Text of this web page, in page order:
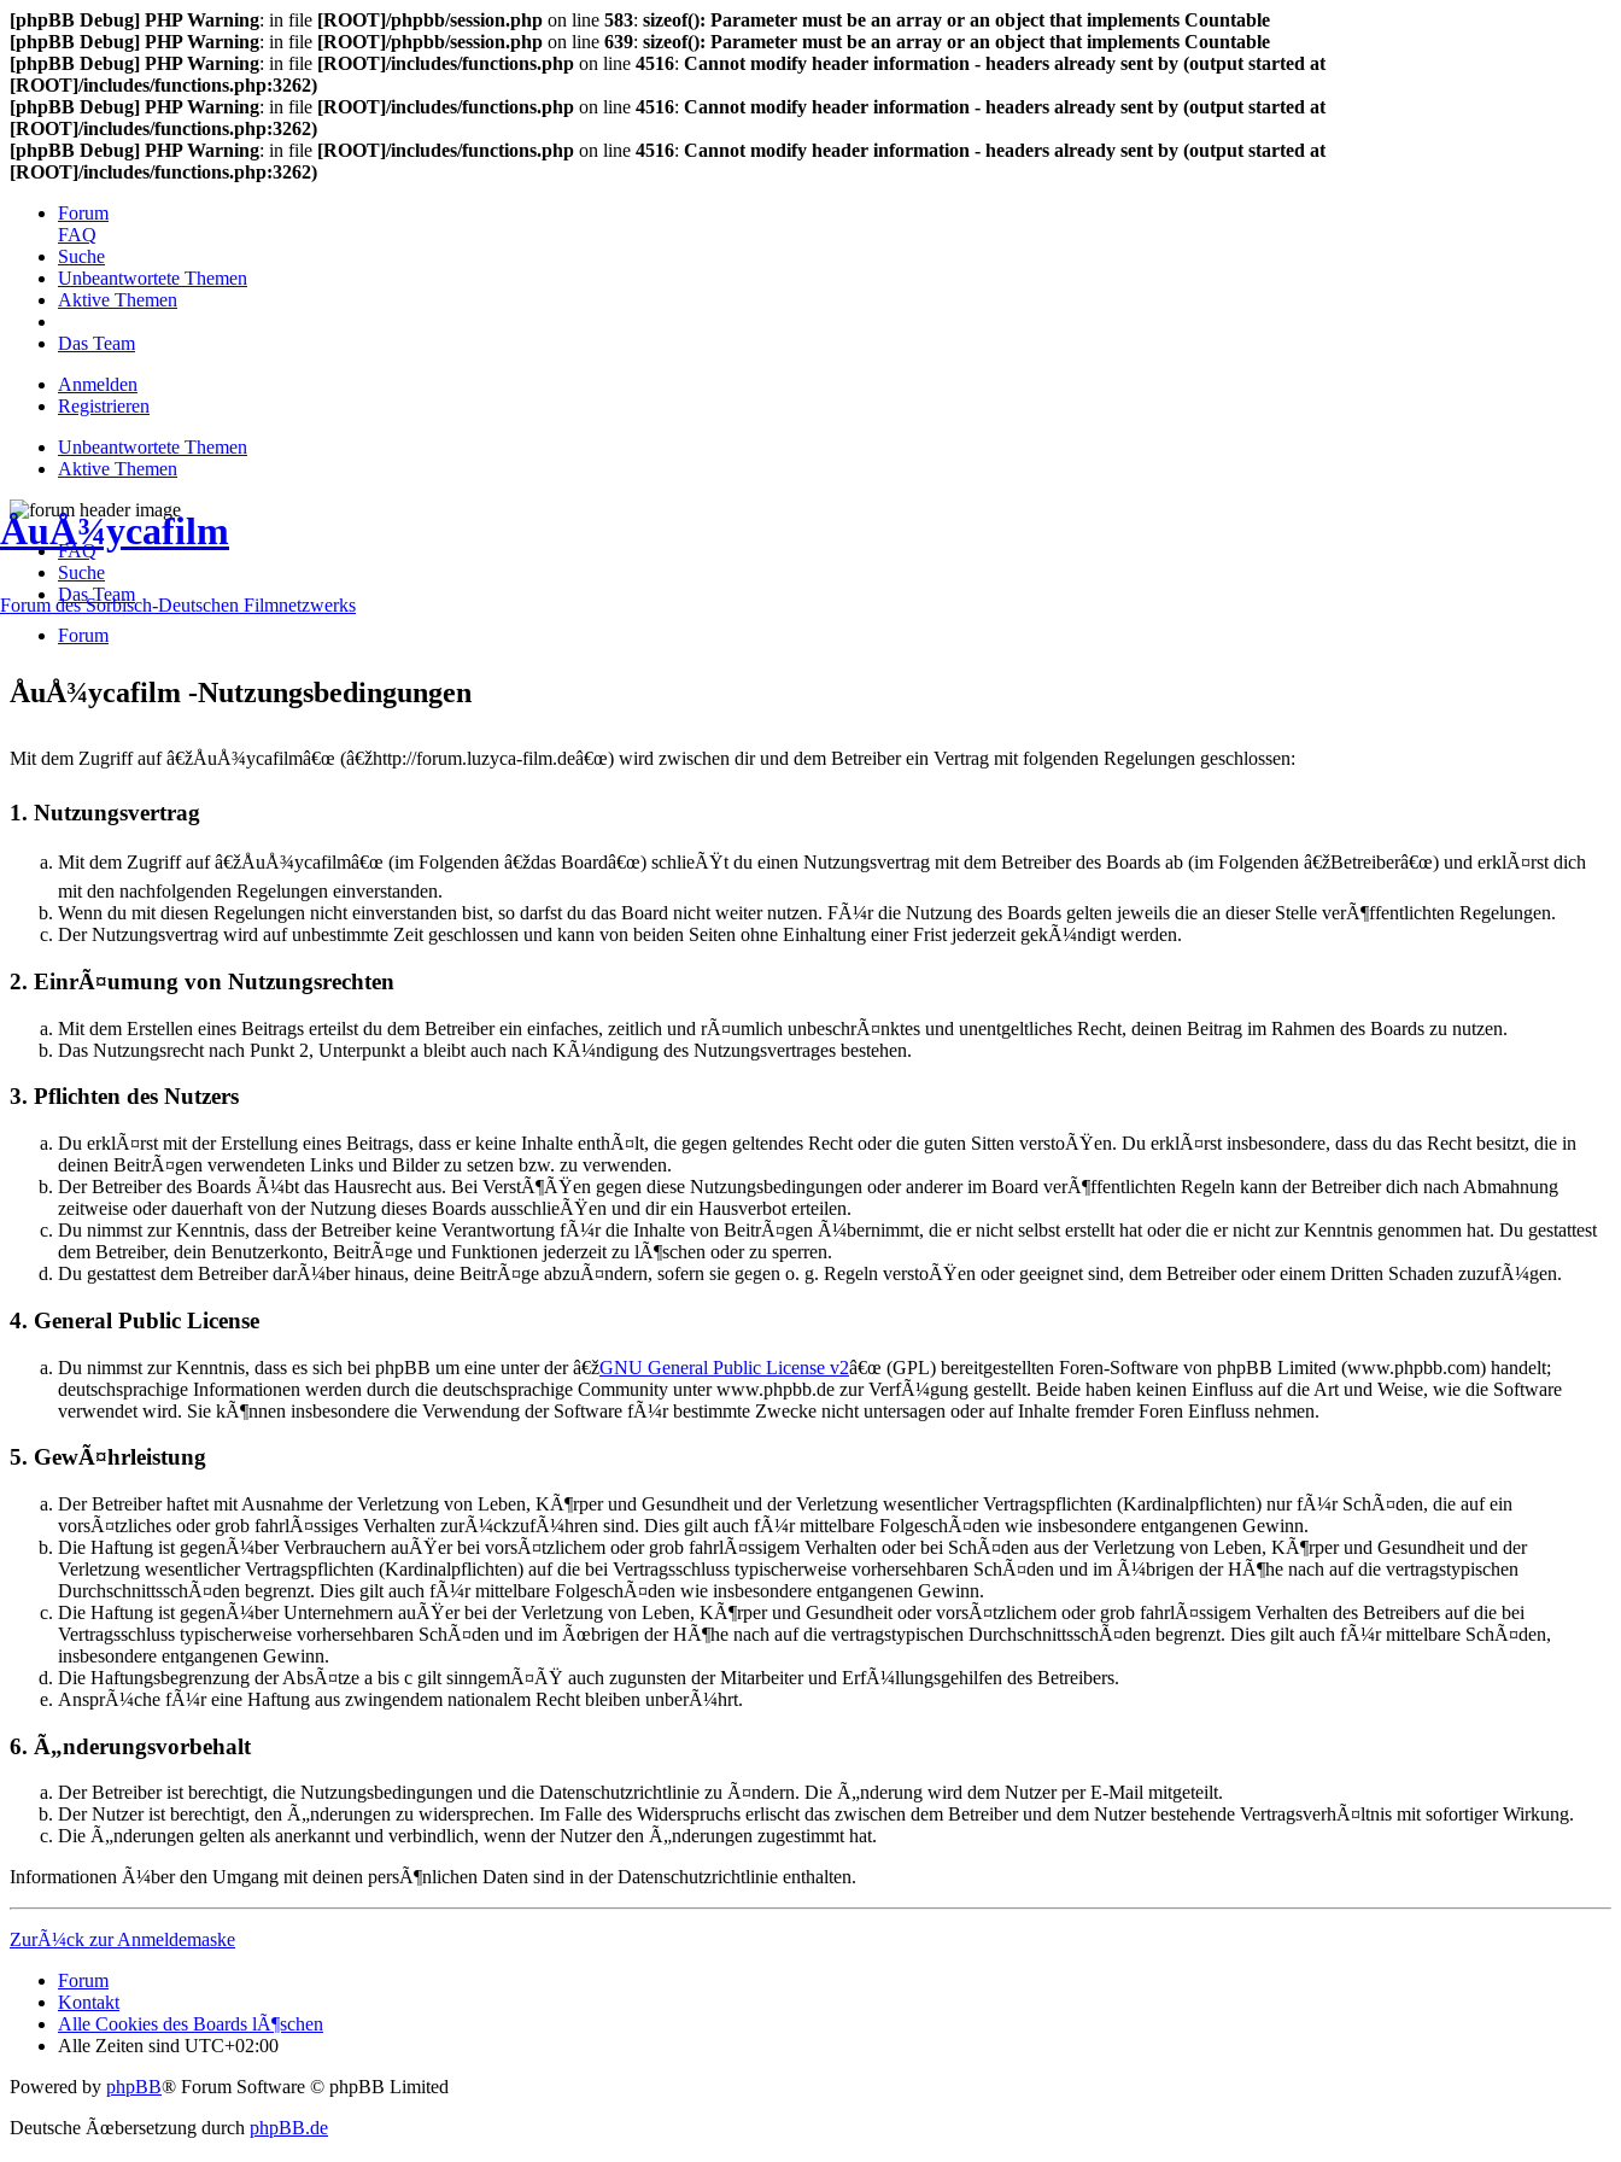
[phpBB Debug] PHP Warning: in file [ROOT]/phpbb/session.php on line 583: sizeof(): Parameter must be an array or an object that implements Countable
[phpBB Debug] PHP Warning: in file [ROOT]/phpbb/session.php on line 639: sizeof(): Parameter must be an array or an object that implements Countable
[phpBB Debug] PHP Warning: in file [ROOT]/includes/functions.php on line 4516: Cannot modify header information - headers already sent by (output started at
[ROOT]/includes/functions.php:3262)
[phpBB Debug] PHP Warning: in file [ROOT]/includes/functions.php on line 4516: Cannot modify header information - headers already sent by (output started at
[ROOT]/includes/functions.php:3262)
[phpBB Debug] PHP Warning: in file [ROOT]/includes/functions.php on line 4516: Cannot modify header information - headers already sent by (output started at
[ROOT]/includes/functions.php:3262)
Forum
FAQ
Suche
Unbeantwortete Themen
Aktive Themen
Das Team
Anmelden
Registrieren
Unbeantwortete Themen
Aktive Themen
ÅuÅ¾ycafilm
Forum des Sorbisch-Deutschen Filmnetzwerks
FAQ
Suche
Das Team
Forum
ÅuÅ¾ycafilm -Nutzungsbedingungen
Mit dem Zugriff auf â€žÅuÅ¾ycafilmâ€œ (â€žhttp://forum.luzyca-film.deâ€œ) wird zwischen dir und dem Betreiber ein Vertrag mit folgenden Regelungen geschlossen:
1. Nutzungsvertrag
Mit dem Zugriff auf â€žÅuÅ¾ycafilmâ€œ (im Folgenden â€ždas Boardâ€œ) schlieÃŸt du einen Nutzungsvertrag mit dem Betreiber des Boards ab (im Folgenden â€žBetreiberâ€œ) und erklÃ¤rst dich
mit den nachfolgenden Regelungen einverstanden.
Wenn du mit diesen Regelungen nicht einverstanden bist, so darfst du das Board nicht weiter nutzen. FÃ¼r die Nutzung des Boards gelten jeweils die an dieser Stelle verÃ¶ffentlichten Regelungen.
Der Nutzungsvertrag wird auf unbestimmte Zeit geschlossen und kann von beiden Seiten ohne Einhaltung einer Frist jederzeit gekÃ¼ndigt werden.
2. EinrÃ¤umung von Nutzungsrechten
Mit dem Erstellen eines Beitrags erteilst du dem Betreiber ein einfaches, zeitlich und rÃ¤umlich unbeschrÃ¤nktes und unentgeltliches Recht, deinen Beitrag im Rahmen des Boards zu nutzen.
Das Nutzungsrecht nach Punkt 2, Unterpunkt a bleibt auch nach KÃ¼ndigung des Nutzungsvertrages bestehen.
3. Pflichten des Nutzers
Du erklÃ¤rst mit der Erstellung eines Beitrags, dass er keine Inhalte enthÃ¤lt, die gegen geltendes Recht oder die guten Sitten verstoÃŸen. Du erklÃ¤rst insbesondere, dass du das Recht besitzt, die in
deinen BeitrÃ¤gen verwendeten Links und Bilder zu setzen bzw. zu verwenden.
Der Betreiber des Boards Ã¼bt das Hausrecht aus. Bei VerstÃ¶ÃŸen gegen diese Nutzungsbedingungen oder anderer im Board verÃ¶ffentlichten Regeln kann der Betreiber dich nach Abmahnung
zeitweise oder dauerhaft von der Nutzung dieses Boards ausschlieÃŸen und dir ein Hausverbot erteilen.
Du nimmst zur Kenntnis, dass der Betreiber keine Verantwortung fÃ¼r die Inhalte von BeitrÃ¤gen Ã¼bernimmt, die er nicht selbst erstellt hat oder die er nicht zur Kenntnis genommen hat. Du gestattest
dem Betreiber, dein Benutzerkonto, BeitrÃ¤ge und Funktionen jederzeit zu lÃ¶schen oder zu sperren.
Du gestattest dem Betreiber darÃ¼ber hinaus, deine BeitrÃ¤ge abzuÃ¤ndern, sofern sie gegen o. g. Regeln verstoÃŸen oder geeignet sind, dem Betreiber oder einem Dritten Schaden zuzufÃ¼gen.
4. General Public License
Du nimmst zur Kenntnis, dass es sich bei phpBB um eine unter der â€žGNU General Public License v2â€œ (GPL) bereitgestellten Foren-Software von phpBB Limited (www.phpbb.com) handelt;
deutschsprachige Informationen werden durch die deutschsprachige Community unter www.phpbb.de zur VerfÃ¼gung gestellt. Beide haben keinen Einfluss auf die Art und Weise, wie die Software
verwendet wird. Sie kÃ¶nnen insbesondere die Verwendung der Software fÃ¼r bestimmte Zwecke nicht untersagen oder auf Inhalte fremder Foren Einfluss nehmen.
5. GewÃ¤hrleistung
Der Betreiber haftet mit Ausnahme der Verletzung von Leben, KÃ¶rper und Gesundheit und der Verletzung wesentlicher Vertragspflichten (Kardinalpflichten) nur fÃ¼r SchÃ¤den, die auf ein
vorsÃ¤tzliches oder grob fahrlÃ¤ssiges Verhalten zurÃ¼ckzufÃ¼hren sind. Dies gilt auch fÃ¼r mittelbare FolgeschÃ¤den wie insbesondere entgangenen Gewinn.
Die Haftung ist gegenÃ¼ber Verbrauchern auÃŸer bei vorsÃ¤tzlichem oder grob fahrlÃ¤ssigem Verhalten oder bei SchÃ¤den aus der Verletzung von Leben, KÃ¶rper und Gesundheit und der
Verletzung wesentlicher Vertragspflichten (Kardinalpflichten) auf die bei Vertragsschluss typischerweise vorhersehbaren SchÃ¤den und im Ã¼brigen der HÃ¶he nach auf die vertragstypischen
DurchschnittsschÃ¤den begrenzt. Dies gilt auch fÃ¼r mittelbare FolgeschÃ¤den wie insbesondere entgangenen Gewinn.
Die Haftung ist gegenÃ¼ber Unternehmern auÃŸer bei der Verletzung von Leben, KÃ¶rper und Gesundheit oder vorsÃ¤tzlichem oder grob fahrlÃ¤ssigem Verhalten des Betreibers auf die bei
Vertragsschluss typischerweise vorhersehbaren SchÃ¤den und im Ãœbrigen der HÃ¶he nach auf die vertragstypischen DurchschnittsschÃ¤den begrenzt. Dies gilt auch fÃ¼r mittelbare SchÃ¤den,
insbesondere entgangenen Gewinn.
Die Haftungsbegrenzung der AbsÃ¤tze a bis c gilt sinngemÃ¤ÃŸ auch zugunsten der Mitarbeiter und ErfÃ¼llungsgehilfen des Betreibers.
AnsprÃ¼che fÃ¼r eine Haftung aus zwingendem nationalem Recht bleiben unberÃ¼hrt.
6. Ã„nderungsvorbehalt
Der Betreiber ist berechtigt, die Nutzungsbedingungen und die Datenschutzrichtlinie zu Ã¤ndern. Die Ã„nderung wird dem Nutzer per E-Mail mitgeteilt.
Der Nutzer ist berechtigt, den Ã„nderungen zu widersprechen. Im Falle des Widerspruchs erlischt das zwischen dem Betreiber und dem Nutzer bestehende VertragsverhÃ¤ltnis mit sofortiger Wirkung.
Die Ã„nderungen gelten als anerkannt und verbindlich, wenn der Nutzer den Ã„nderungen zugestimmt hat.
Informationen Ã¼ber den Umgang mit deinen persÃ¶nlichen Daten sind in der Datenschutzrichtlinie enthalten.
ZurÃ¼ck zur Anmeldemaske
Forum
Kontakt
Alle Cookies des Boards lÃ¶schen
Alle Zeiten sind UTC+02:00
Powered by phpBB® Forum Software © phpBB Limited
Deutsche Ãœbersetzung durch phpBB.de